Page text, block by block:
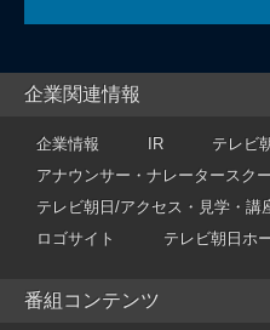
企業関連情報
企業情報 IR テレビ
アナウンサー・ナレータースク
テレビ朝日/アクセス・見学・講
ロゴサイト
テレビ朝日ホ
番組コンテンツ